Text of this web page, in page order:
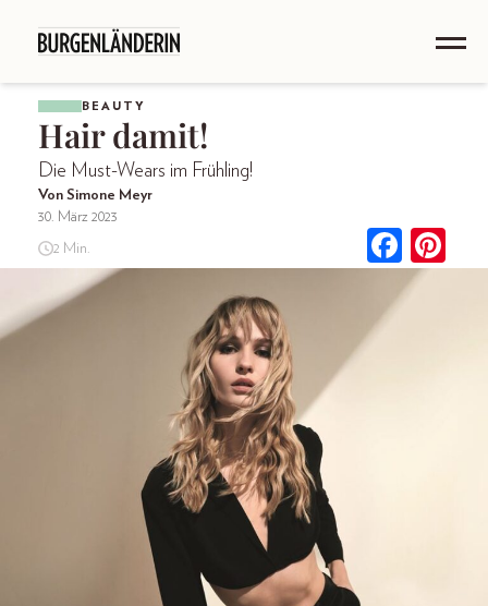
BEAUTY
Hair damit!
Die Must-Wears im Frühling!
Von Simone Meyr
30. März 2023
2 Min.